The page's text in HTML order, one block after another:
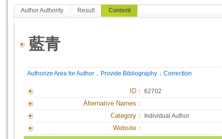
Author Authority Result Content
藍青
Authorize Area for Author ． Provide Bibliography ． Correction
ID ： 62702
Alternative Names：
Category：
Individual Author
Website：